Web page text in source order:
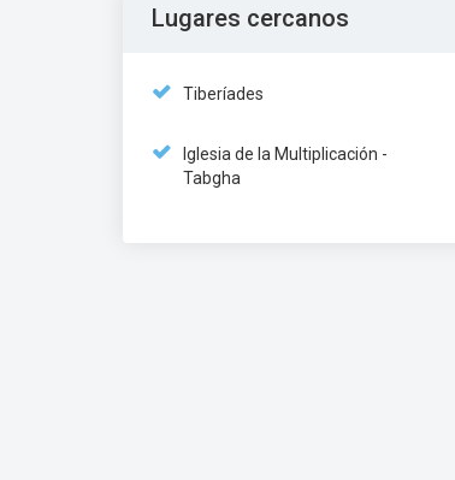
Lugares cercanos
Tiberíades
Iglesia de la Multiplicación -
Tabgha